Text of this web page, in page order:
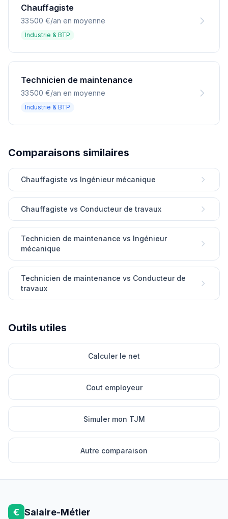
Chauffagiste
33 500 €/an en moyenne
Industrie & BTP
Technicien de maintenance
33 500 €/an en moyenne
Industrie & BTP
Comparaisons similaires
Chauffagiste vs Ingénieur mécanique
Chauffagiste vs Conducteur de travaux
Technicien de maintenance vs Ingénieur
mécanique
Technicien de maintenance vs Conducteur de
travaux
Outils utiles
Calculer le net
Cout employeur
Simuler mon TJM
Autre comparaison
€ Salaire-Métier